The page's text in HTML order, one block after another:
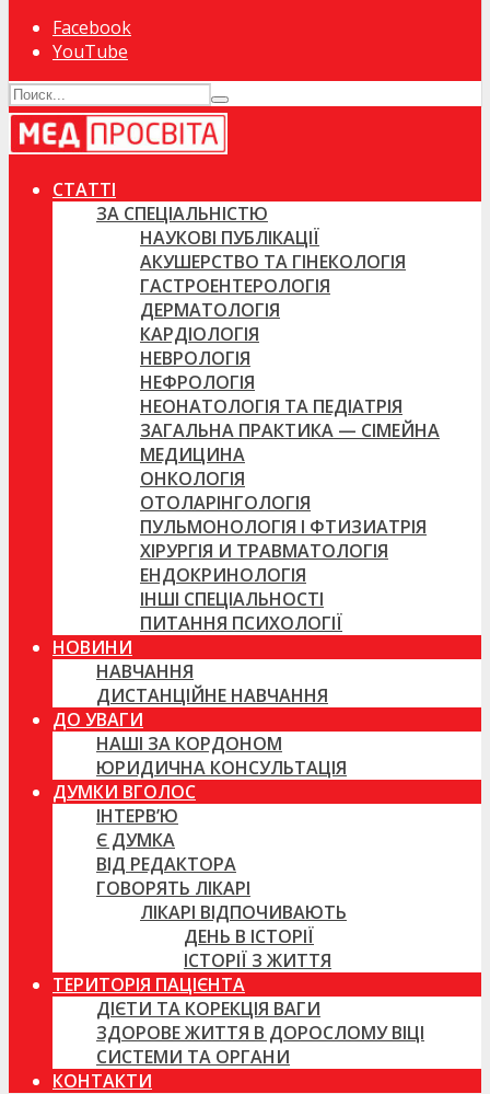
Facebook
YouTube
СТАТТІ
ЗА СПЕЦІАЛЬНІСТЮ
НАУКОВІ ПУБЛІКАЦІЇ
АКУШЕРСТВО ТА ГІНЕКОЛОГІЯ
ГАСТРОЕНТЕРОЛОГІЯ
ДЕРМАТОЛОГІЯ
КАРДІОЛОГІЯ
НЕВРОЛОГІЯ
НЕФРОЛОГІЯ
НЕОНАТОЛОГІЯ ТА ПЕДІАТРІЯ
ЗАГАЛЬНА ПРАКТИКА — СІМЕЙНА
МЕДИЦИНА
ОНКОЛОГІЯ
ОТОЛАРІНГОЛОГІЯ
ПУЛЬМОНОЛОГІЯ І ФТИЗИАТРІЯ
ХІРУРГІЯ И ТРАВМАТОЛОГІЯ
ЕНДОКРИНОЛОГІЯ
ІНШІ СПЕЦІАЛЬНОСТІ
ПИТАННЯ ПСИХОЛОГІЇ
НОВИНИ
НАВЧАННЯ
ДИСТАНЦІЙНЕ НАВЧАННЯ
ДО УВАГИ
НАШІ ЗА КОРДОНОМ
ЮРИДИЧНА КОНСУЛЬТАЦІЯ
ДУМКИ ВГОЛОС
ІНТЕРВ’Ю
Є ДУМКА
ВІД РЕДАКТОРА
ГОВОРЯТЬ ЛІКАРІ
ЛІКАРІ ВІДПОЧИВАЮТЬ
ДЕНЬ В ІСТОРІЇ
ІСТОРІЇ З ЖИТТЯ
ТЕРИТОРІЯ ПАЦІЄНТА
ДІЄТИ ТА КОРЕКЦІЯ ВАГИ
ЗДОРОВЕ ЖИТТЯ В ДОРОСЛОМУ ВІЦІ
СИСТЕМИ ТА ОРГАНИ
КОНТАКТИ